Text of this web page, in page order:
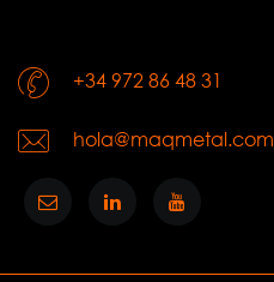
+34 972 86 48 31
hola@maqmetal.com